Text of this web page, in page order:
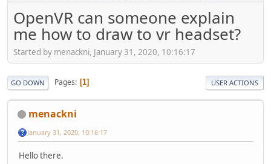
OpenVR can someone explain
me how to draw to vr headset?
Started by menackni, January 31, 2020, 10:16:17
GO DOWN Pages 1 USER ACTIONS
menackni
January 31, 2020, 10:16:17
Hello there.